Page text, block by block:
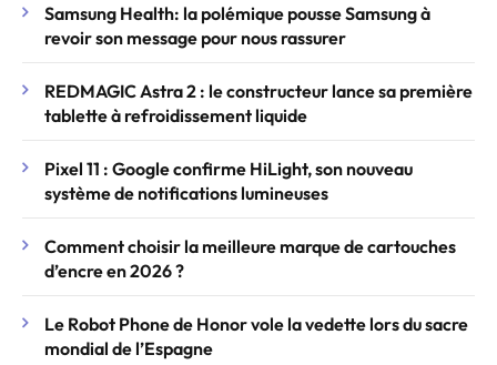
Samsung Health: la polémique pousse Samsung à
revoir son message pour nous rassurer
REDMAGIC Astra 2 : le constructeur lance sa première
tablette à refroidissement liquide
Pixel 11 : Google confirme HiLight, son nouveau
système de notifications lumineuses
Comment choisir la meilleure marque de cartouches
d’encre en 2026 ?
Le Robot Phone de Honor vole la vedette lors du sacre
mondial de l’Espagne